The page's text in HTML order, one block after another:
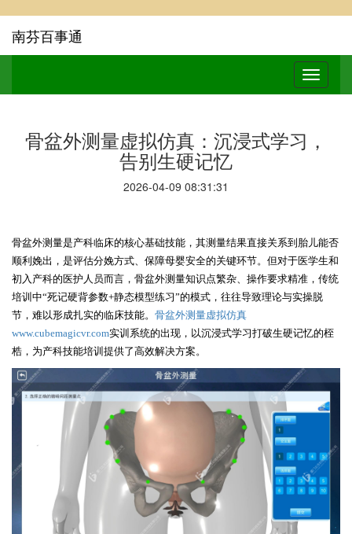
南芬百事通
骨盆外测量虚拟仿真：沉浸式学习，
告别生硬记忆
2026-04-09 08:31:31
骨盆外测量是产科临床的核心基础技能，其测量结果直接关系到胎儿能否
顺利娩出，是评估分娩方式、保障母婴安全的关键环节。但对于医学生和
初入产科的医护人员而言，骨盆外测量知识点繁杂、操作要求精准，传统
培训中“死记硬背参数+静态模型练习”的模式，往往导致理论与实操脱
节，难以形成扎实的临床技能。 骨盆外测量虚拟仿真
www.cubemagicvr.com实训系统的出现，以沉浸式学习打破生硬记忆的桎
梏，为产科技能培训提供了高效解决方案。